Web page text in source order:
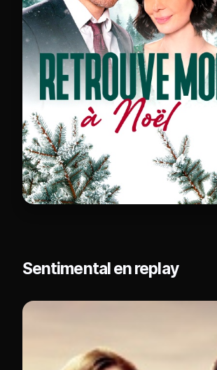
Sentimental en replay